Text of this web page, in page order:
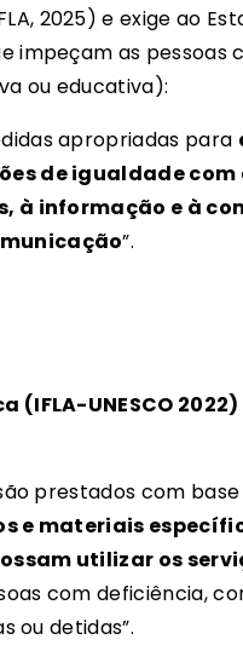
2025) e exige ao
impeçam as pessoas
ou educativa):
apropriadas para
de igualdade com
à informação e à
”.
UNESCO 2022)
prestados com
e materiais
utilizar os
com deficiência,
ou detidas”.